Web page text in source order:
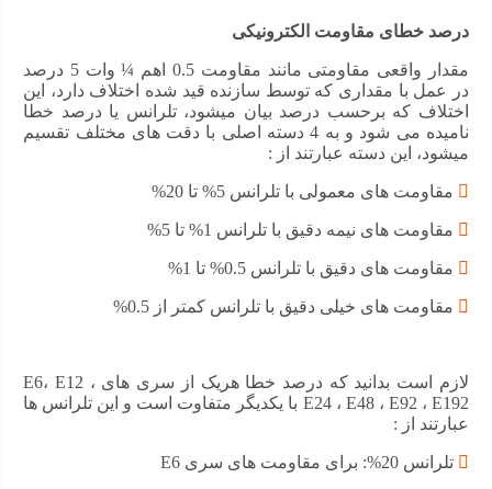
کاربرد مقاومت 270 اهم ¼ وات 5 درصد
میتوان از آن برای تنظیم یا محدود کردن جریان کمک گرفت
برای تقسیم و کاهش ولتاژ در ورودی های ADC و …
تنظیم بهره الکتریکی
درصد خطای مقاومت الکترونیکی
مقدار واقعی مقاومتی مانند مقاومت 0.5 اهم ¼ وات 5 درصد
در عمل با مقداری که توسط سازنده قید شده اختلاف دارد، این
اختلاف که برحسب درصد بیان میشود، تلرانس یا درصد خطا
نامیده می شود و به 4 دسته اصلی با دقت های مختلف تقسیم
میشود، این دسته عبارتند از :
مقاومت های معمولی با تلرانس 5% تا 20%
مقاومت های نیمه دقیق با تلرانس 1% تا 5%
مقاومت های دقیق با تلرانس 0.5% تا 1%
مقاومت های خیلی دقیق با تلرانس کمتر از 0.5%
لازم است بدانید که درصد خطا هریک از سری های E6، E12 ،
E24 ، E48 ، E92 ، E192 با یکدیگر متفاوت است و این تلرانس ها
عبارتند از :
تلرانس 20%: برای مقاومت های سری E6